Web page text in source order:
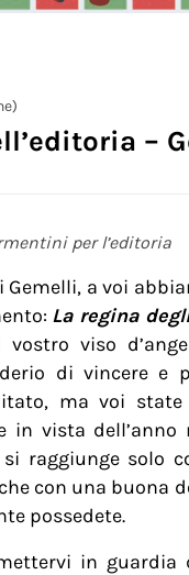
–
per l’editoria
Gemelli, a voi
La regina
vostro viso
di vincere e
ma voi state
in vista dell’anno
raggiunge solo
con una buona
possedete.
in guardia